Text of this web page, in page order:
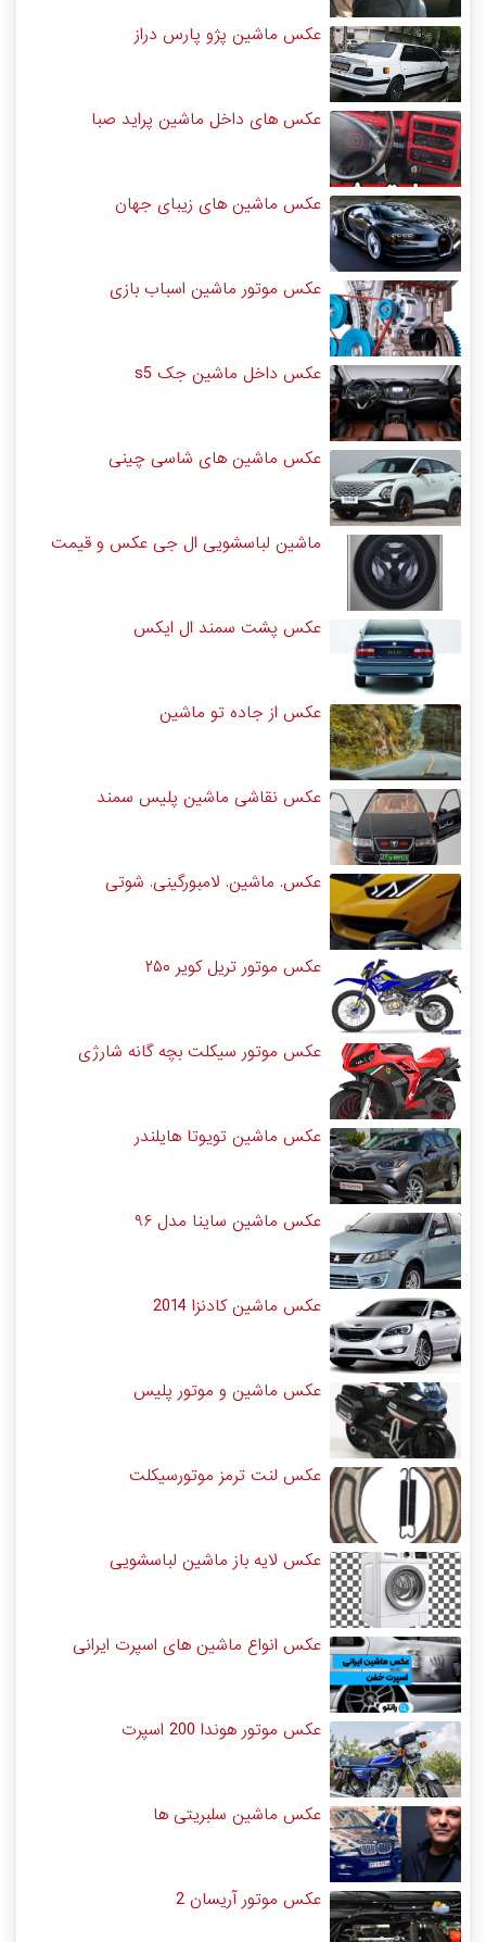
عکس ماشین پژو پارس دراز
عکس های داخل ماشین پراید صبا
عکس ماشین های زیبای جهان
عکس موتور ماشین اسباب بازی
عکس داخل ماشین جک s5
عکس ماشین های شاسی چینی
ماشین لباسشویی ال جی عکس و قیمت
عکس پشت سمند ال ایکس
عکس از جاده تو ماشین
عکس نقاشی ماشین پلیس سمند
عکس. ماشین. لامبورگینی. شوتی
عکس موتور تریل کویر ۲۵۰
عکس موتور سیکلت بچه گانه شارژی
عکس ماشین تویوتا هایلندر
عکس ماشین ساینا مدل ۹۶
عکس ماشین کادنزا 2014
عکس ماشین و موتور پلیس
عکس لنت ترمز موتورسیکلت
عکس لایه باز ماشین لباسشویی
عکس انواع ماشین های اسپرت ایرانی
عکس موتور هوندا 200 اسپرت
عکس ماشین سلبریتی ها
عکس موتور آریسان 2